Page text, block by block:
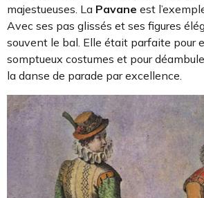
majestueuses. La Pavane est
Avec ses pas glissés et ses figures
souvent le bal. Elle était parfaite pour
somptueux costumes et pour
la danse de parade par excellence.